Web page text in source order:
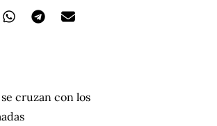
cruzan con los